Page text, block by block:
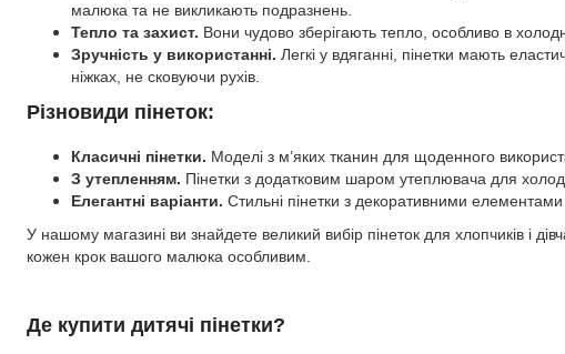
малюка та не викликають подразнень.
Тепло та захист. Вони чудово зберігають тепло, особливо в
Зручність у використанні. Легкі у вдяганні, пінетки мають
ніжках, не сковуючи рухів.
Різновиди пінеток:
Класичні пінетки. Моделі з м’яких тканин для щоденного
З утепленням. Пінетки з додатковим шаром утеплювача для
Елегантні варіанти. Стильні пінетки з декоративними елементами
У нашому магазині ви знайдете великий вибір пінеток для хлопчиків і
кожен крок вашого малюка особливим.
Де купити дитячі пінетки?